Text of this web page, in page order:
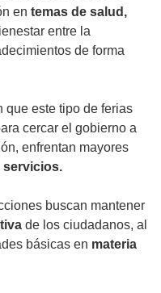
en temas de salud,
entre la
de forma
que este tipo de ferias
cercar el gobierno a
enfrentan mayores
servicios.
buscan mantener
de los ciudadanos, al
básicas en materia